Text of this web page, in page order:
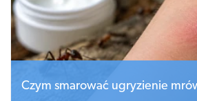
Czym smarować ugryzienie